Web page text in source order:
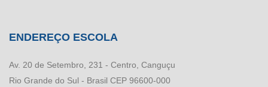
ENDEREÇO ESCOLA
Av. 20 de Setembro, 231 - Centro, Canguçu
Rio Grande do Sul - Brasil CEP 96600-000